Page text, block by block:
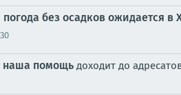
без осадков ожидается в
наша помощь доходит до